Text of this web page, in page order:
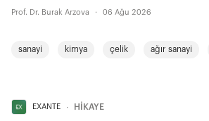
durch Handel” yaklaşımı Rusya ve Çin’de beklenen
karşıya bıraktı.
Prof. Dr. Burak Arzova · 06 Ağu 2026
sanayi kimya çelik ağır sanayi
EXANTE ∙ HİKAYE